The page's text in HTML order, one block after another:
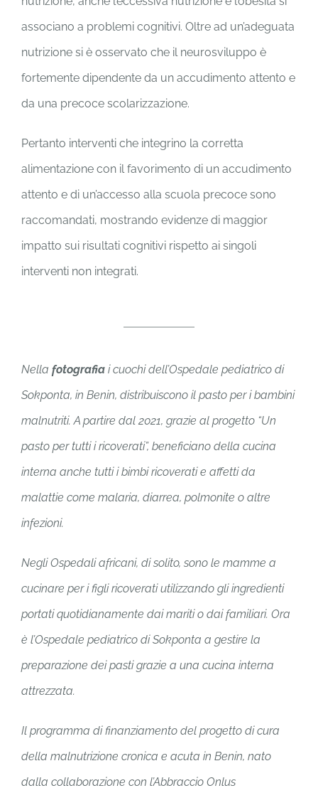
associano a problemi cognitivi. Oltre ad un’adeguata
nutrizione si è osservato che il neurosviluppo è
fortemente dipendente da un accudimento attento e
da una precoce scolarizzazione.
Pertanto interventi che integrino la corretta
alimentazione con il favorimento di un accudimento
attento e di un’accesso alla scuola precoce sono
raccomandati, mostrando evidenze di maggior
impatto sui risultati cognitivi rispetto ai singoli
interventi non integrati.
Nella fotografia i cuochi dell’Ospedale pediatrico di
Sokponta, in Benin, distribuiscono il pasto per i bambini
malnutriti. A partire dal 2021, grazie al progetto “Un
pasto per tutti i ricoverati”, beneficiano della cucina
interna anche tutti i bimbi ricoverati e affetti da
malattie come malaria, diarrea, polmonite o altre
infezioni.
Negli Ospedali africani, di solito, sono le mamme a
cucinare per i figli ricoverati utilizzando gli ingredienti
portati quotidianamente dai mariti o dai familiari. Ora
è l’Ospedale pediatrico di Sokponta a gestire la
preparazione dei pasti grazie a una cucina interna
attrezzata.
Il programma di finanziamento del progetto di cura
della malnutrizione cronica e acuta in Benin, nato
dalla collaborazione con l’Abbraccio Onlus